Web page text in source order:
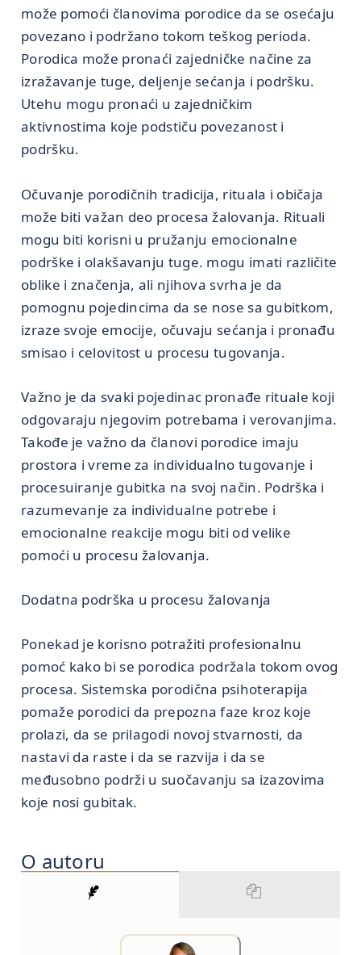
može pomoći članovima porodice da se osećaju
povezano i podržano tokom teškog perioda.
Porodica može pronaći zajedničke načine za
izražavanje tuge, deljenje sećanja i podršku.
Utehu mogu pronaći u zajedničkim
aktivnostima koje podstiču povezanost i
podršku.
Očuvanje porodičnih tradicija, rituala i običaja
može biti važan deo procesa žalovanja. Rituali
mogu biti korisni u pružanju emocionalne
podrške i olakšavanju tuge. mogu imati različite
oblike i značenja, ali njihova svrha je da
pomognu pojedincima da se nose sa gubitkom,
izraze svoje emocije, očuvaju sećanja i pronađu
smisao i celovitost u procesu tugovanja.
Važno je da svaki pojedinac pronađe rituale koji
odgovaraju njegovim potrebama i verovanjima.
Takođe je važno da članovi porodice imaju
prostora i vreme za individualno tugovanje i
procesuiranje gubitka na svoj način. Podrška i
razumevanje za individualne potrebe i
emocionalne reakcije mogu biti od velike
pomoći u procesu žalovanja.
Dodatna podrška u procesu žalovanja
Ponekad je korisno potražiti profesionalnu
pomoć kako bi se porodica podržala tokom ovog
procesa. Sistemska porodična psihoterapija
pomaže porodici da prepozna faze kroz koje
prolazi, da se prilagodi novoj stvarnosti, da
nastavi da raste i da se razvija i da se
međusobno podrži u suočavanju sa izazovima
koje nosi gubitak.
O autoru